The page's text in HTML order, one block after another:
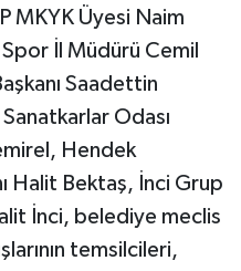
MKYK Üyesi Naim
İl Müdürü Cemil
Saadettin
Odası
Hendek
Halit Bektaş, İnci Grup
İnci, belediye meclis
temsilcileri,